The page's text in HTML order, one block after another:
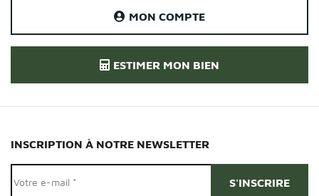
MON COMPTE
ESTIMER MON BIEN
INSCRIPTION À NOTRE NEWSLETTER